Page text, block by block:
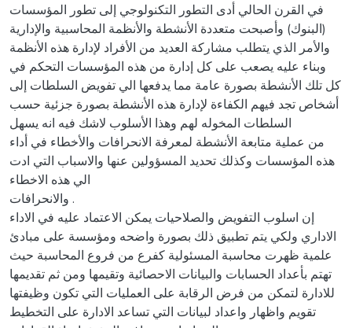
في القرن الحالي أدى التطور التكنولوجي إلى تطور المؤسسات
(البنوك) وأصبحت متعددة الأنشطة والأنظمة المحاسبية والإدارية
والأمر الذي يتطلب مشاركة العديد من الأفراد لإدارة هذه الأنظمة
وبناء عليه يصعب على كل إدارة من هذه المؤسسات التحكم في
كل تلك الأنشطة بصورة عامة مما يدفعها الي تفويض السلطات إلى
أشخاص تجد فيهم الكفاءة لإدارة هذه الأنشطة بصورة جزئية حسب
السلطات المخوله لهم وهذا الأسلوب لاشك فيه انه يسهل
من عملية متابعة الأنشطة لمعرفة الانحرافات والأخطاء في أداء
هذه المؤسسات وكذلك تحديد المسؤولين عنها والاسباب التي ادت
الي هذه الاخطاء
والانحرافات .
إن اسلوب التفويض والصلاحيات يمكن الاعتماد عليه في الاداء
الاداري ولكي يتم تطبيق ذلك بصورة واضحه ومؤسسة على مبادئ
علمية ظهرت محاسبة المسئولية كفرع من فروع المحاسبة حيث
تهتم بأعداد الحسابات والبيانات الاحصائية وتقيمها ومن ثم تقديمها
للادارة لتمكن من فرض الرقابة على العمليات التي تكون وظيفتها
تقويم واظهار واعداد لبيانات التي تساعد الادارة على التخطيط